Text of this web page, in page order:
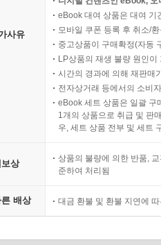
사유
eBook 대여 상품은 대여 기
모바일 쿠폰 등록 후 취소/
중고상품이 구매확정(자동
LP상품의 재생 불량 원인
시간의 경과에 의해 재판매
전자상거래 등에서의 소비
eBook 세트 상품은 일괄 구
1개의 상품으로 취급 및 판
우, 세트 상품 전부 및 세트
상
상품의 불량에 의한 반품,
준하여 처리됨
배상 대금 환불 및 환불 지연에